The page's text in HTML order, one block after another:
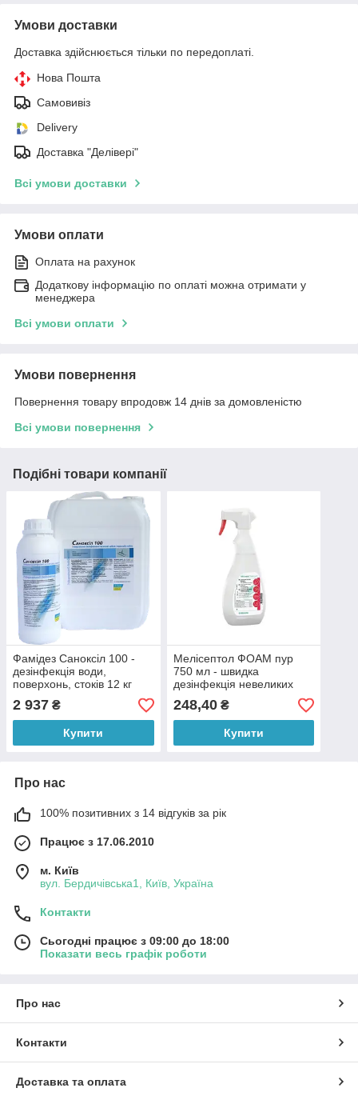
Умови доставки
Доставка здійснюється тільки по передоплаті.
Нова Пошта
Самовивіз
Delivery
Доставка "Делівері"
Всі умови доставки
Умови оплати
Оплата на рахунок
Додаткову інформацію по оплаті можна отримати у
менеджера
Всі умови оплати
Умови повернення
Повернення товару впродовж 14 днів за домовленістю
Всі умови повернення
Подібні товари компанії
Фамідез Саноксіл 100 -
дезінфекція води,
поверхонь, стоків 12 кг
2 937 ₴
Купити
Мелісептол ФОАМ пур
750 мл - швидка
дезінфекція невеликих
поверхонь
248,40₴
Купити
Про нас
100% позитивних з 14 відгуків за рік
Працює з 17.06.2010
м. Київ
вул. Бердичівська1, Київ, Україна
Контакти
Сьогодні працює з 09:00 до 18:00
Показати весь графік роботи
Про нас
Контакти
Доставка та оплата